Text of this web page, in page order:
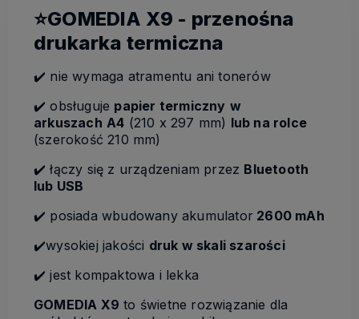
⭐GOMEDIA X9 - przenośna
drukarka termiczna
✔️ nie wymaga atramentu ani tonerów
✔️ obsługuje papier termiczny w
arkuszach A4 (210 x 297 mm) lub na rolce
(szerokość 210 mm)
✔️ łączy się z urządzeniam przez Bluetooth
lub USB
✔️ posiada wbudowany akumulator 2600 mAh
✔️wysokiej jakości druk w skali szarości
✔️ jest kompaktowa i lekka
GOMEDIA X9 to świetne rozwiązanie dla